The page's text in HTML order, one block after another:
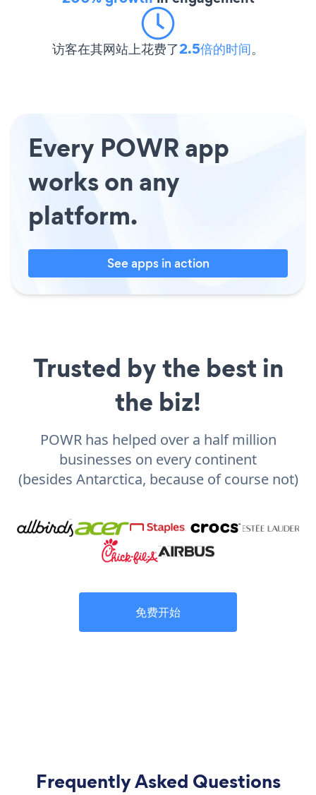
访客在其网站上花费了2.5倍的时间。
Every POWR app
works on any
platform.
See apps in action
Trusted by the best in
the biz!
POWR has helped over a half million
businesses on every continent
(besides Antarctica, because of course not)
免费开始
Frequently Asked Questions